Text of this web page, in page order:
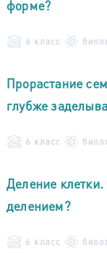
форме?
6 класс
Прорастание
глубже
6 класс
Деление клетки.
делением?
6 класс